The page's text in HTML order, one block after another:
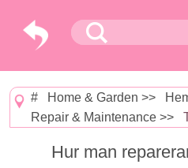
# Home & Garden >>
Repair & Maintenance >>
Hur man